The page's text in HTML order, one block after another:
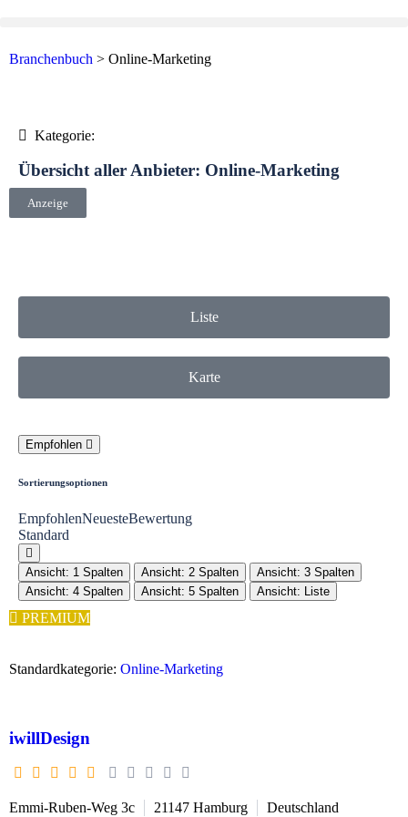
Branchenbuch > Online-Marketing
Kategorie:
Übersicht aller Anbieter: Online-Marketing
Anzeige
Liste
Karte
Empfohlen
Sortierungsoptionen
EmpfohlenNeuesteBewertung
Standard
Ansicht: 1 Spalten Ansicht: 2 Spalten
Ansicht: 3 Spalten
Ansicht: 4 Spalten
Ansicht: 5 Spalten Ansicht: Liste
PREMIUM
Standardkategorie: Online-Marketing
iwillDesign
Emmi-Ruben-Weg 3c 21147 Hamburg Deutschland